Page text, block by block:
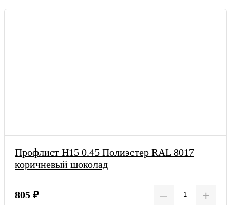
Профлист Н15 0.45 Полиэстер RAL 8017
коричневый шоколад
805 ₽ – +